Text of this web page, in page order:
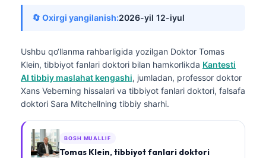
🔄 Oxirgi yangilanish:2026-yil 12-iyul
Ushbu qo‘llanma rahbarligida yozilgan Doktor Tomas
Klein, tibbiyot fanlari doktori bilan hamkorlikda Kantesti
AI tibbiy maslahat kengashi, jumladan, professor doktor
Xans Veberning hissalari va tibbiyot fanlari doktori, falsafa
doktori Sara Mitchellning tibbiy sharhi.
BOSH MUALLIF
Tomas Klein, tibbiyot fanlari doktori